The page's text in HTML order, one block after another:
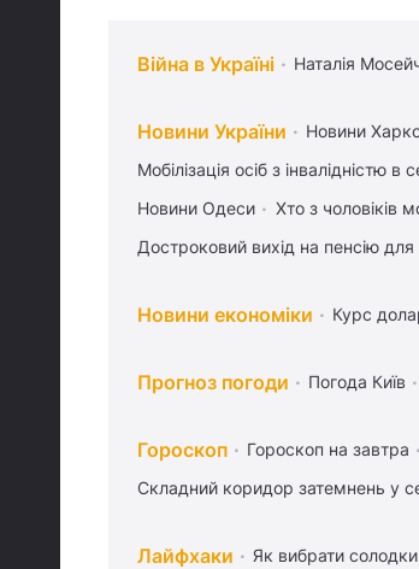
Війна в Україні Наталія
Новини України Новини
Мобілізація осіб з інвалідністю в
Новини Одеси
Хто з чоловіків
Достроковий вихід на пенсію для
Новини економіки Курс
Прогноз погоди Погода Київ
Гороскоп Гороскоп на завтра
Складний коридор затемнень у
Лайфхаки Як вибрати